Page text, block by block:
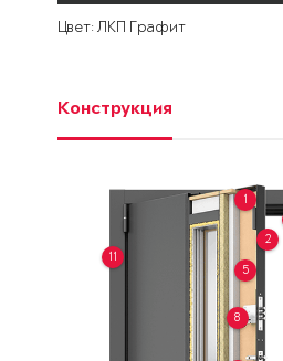
Цвет: ЛКП Графит
Конструкция
1
2
5
8
11